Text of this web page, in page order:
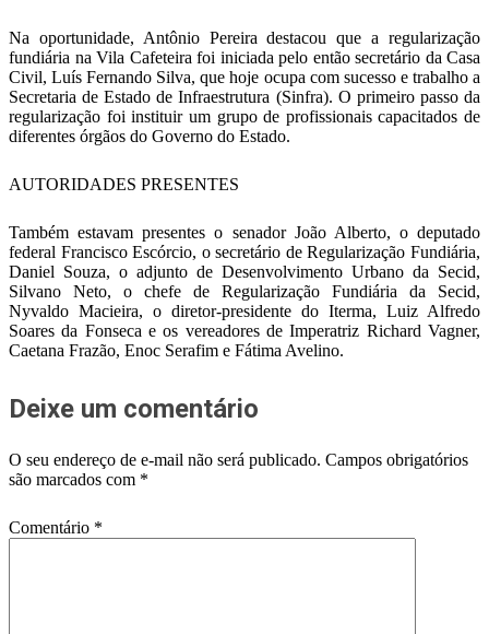
Na oportunidade, Antônio Pereira destacou que a regularização
fundiária na Vila Cafeteira foi iniciada pelo então secretário da Casa
Civil, Luís Fernando Silva, que hoje ocupa com sucesso e trabalho a
Secretaria de Estado de Infraestrutura (Sinfra). O primeiro passo da
regularização foi instituir um grupo de profissionais capacitados de
diferentes órgãos do Governo do Estado.
AUTORIDADES PRESENTES
Também estavam presentes o senador João Alberto, o deputado
federal Francisco Escórcio, o secretário de Regularização Fundiária,
Daniel Souza, o adjunto de Desenvolvimento Urbano da Secid,
Silvano Neto, o chefe de Regularização Fundiária da Secid,
Nyvaldo Macieira, o diretor-presidente do Iterma, Luiz Alfredo
Soares da Fonseca e os vereadores de Imperatriz Richard Vagner,
Caetana Frazão, Enoc Serafim e Fátima Avelino.
Deixe um comentário
O seu endereço de e-mail não será publicado. Campos obrigatórios
são marcados com *
Comentário *